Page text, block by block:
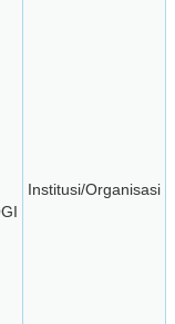
Institusi/Organisasi